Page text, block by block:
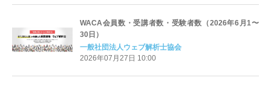
WACA会員数・受講者数・受験者数（2026年6月1〜
30日）
一般社団法人ウェブ解析士協会
2026年07月27日 10:00